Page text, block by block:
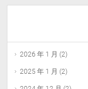
2026 年 1 月 (2)
2025 年 1 月 (2)